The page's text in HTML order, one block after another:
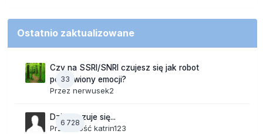
Ostatnio zaktualizowane
33
Czy na SSRI/SNRI czujesz się jak robot
pozbawiony emocji?
Przez nerwusek2
6 728
Dzisiaj czuje się...
Przez Gość katrin123